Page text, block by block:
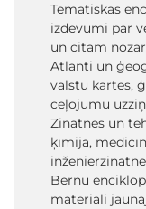
Tematiskās
izdevumi par
un citām
Atlanti un
valstu kartes,
ceļojumu
Zinātnes un
ķīmija,
Bērnu
materiāli